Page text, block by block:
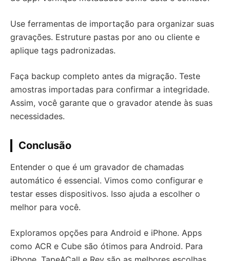
Use ferramentas de importação para organizar suas
gravações. Estruture pastas por ano ou cliente e
aplique tags padronizadas.
Faça backup completo antes da migração. Teste
amostras importadas para confirmar a integridade.
Assim, você garante que o gravador atende às suas
necessidades.
Conclusão
Entender o que é um gravador de chamadas
automático é essencial. Vimos como configurar e
testar esses dispositivos. Isso ajuda a escolher o
melhor para você.
Exploramos opções para Android e iPhone. Apps
como ACR e Cube são ótimos para Android. Para